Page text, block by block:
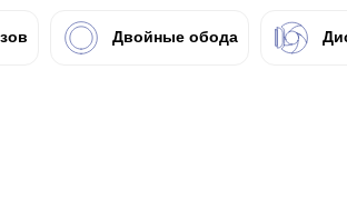
Двойные обода